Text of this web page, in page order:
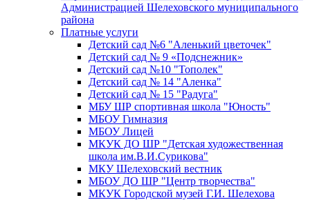
Администрацией Шелеховского муниципального
района
Платные услуги
Детский сад №6 "Аленький цветочек"
Детский сад № 9 «Подснежник»
Детский сад №10 "Тополек"
Детский сад № 14 "Аленка"
Детский сад № 15 "Радуга"
МБУ ШР спортивная школа "Юность"
МБОУ Гимназия
МБОУ Лицей
МКУК ДО ШР "Детская художественная
школа им.В.И.Сурикова"
МКУ Шелеховский вестник
МБОУ ДО ШР "Центр творчества"
МКУК Городской музей Г.И. Шелехова